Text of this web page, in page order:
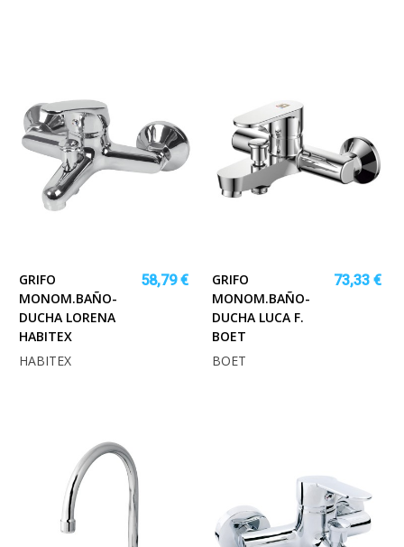
GRIFO
MONOM.BAÑO-
DUCHA LORENA
HABITEX
58,79 €
HABITEX
GRIFO
MONOM.BAÑO-
DUCHA LUCA F.
BOET
73,33 €
BOET